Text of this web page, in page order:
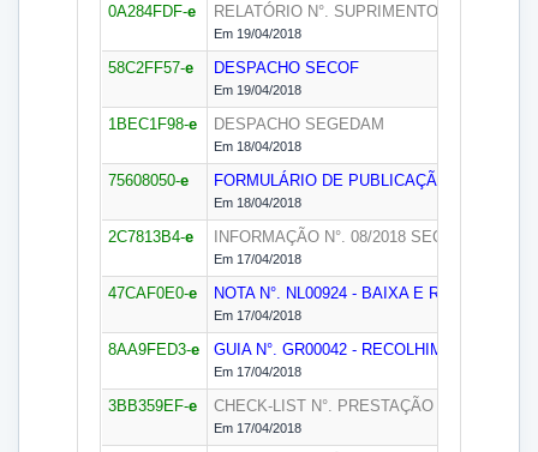
0A284FDF-e RELATÓRIO N°. SUPRIMENTO
Em 19/04/2018
58C2FF57-e DESPACHO SECOF
Em 19/04/2018
1BEC1F98-e DESPACHO SEGEDAM
Em 18/04/2018
75608050-e FORMULÁRIO DE PUBLICAÇÃO DE
Em 18/04/2018
2C7813B4-e INFORMAÇÃO N°. 08/2018 SECON
Em 17/04/2018
47CAF0E0-e NOTA N°. NL00924 - BAIXA E REVERSÃ/
Em 17/04/2018
8AA9FED3-e GUIA N°. GR00042 - RECOLHIMENTO VA/
Em 17/04/2018
3BB359EF-e CHECK-LIST N°. PRESTAÇÃO DE
Em 17/04/2018